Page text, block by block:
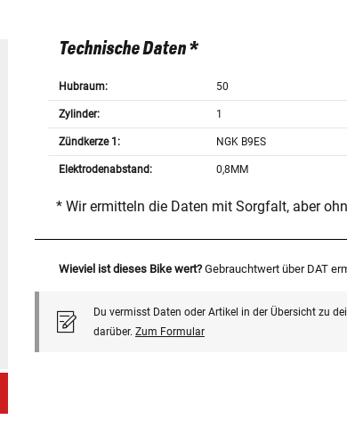
Technische Daten *
Hubraum: 50
Zylinder: 1
Zündkerze 1: NGK B9ES
Elektrodenabstand: 0,8MM
* Wir ermitteln die Daten mit Sorgfalt, aber
Wieviel ist dieses Bike wert? Gebrauchtwert über DAT
Du vermisst Daten oder Artikel in der Übersicht zu
darüber. Zum Formular